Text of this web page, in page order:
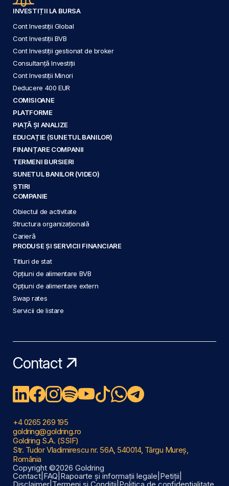
INVESTIȚII LA BURSA
Cont Investiții Global
Cont Investiții BVB
Cont Investiții gestionat de broker
Consultanță Investiții
Cont Investiții Minori
Deducere 400 EUR
COMISIOANE
PLATFORME
PIAȚĂ ȘI ANALIZE
EDUCAȚIE (SUNETUL BANILOR)
FINANȚARE COMPANII
TERMENI BURSIERI
SUNETUL BANILOR (VIDEO)
ȘTIRI
COMPANIE
Obiectul de activitate
Structura organizațională
Carieră
PRODUSE ȘI SERVICII FINANCIARE
Titluri de stat
Opțiuni de alimentare BVB
Opțiuni de alimentare extern
Swap rates
Servicii de listare
Contact
+4 0265 269 195
goldring@goldring.ro
Goldring S.A. (SSIF)
Str. Tudor Vladimirescu nr. 56A, 540014, Târgu Mureș,
România
Copyright ©2026 Goldring
Contact FAQ Rapoarte și informații legale Petiții